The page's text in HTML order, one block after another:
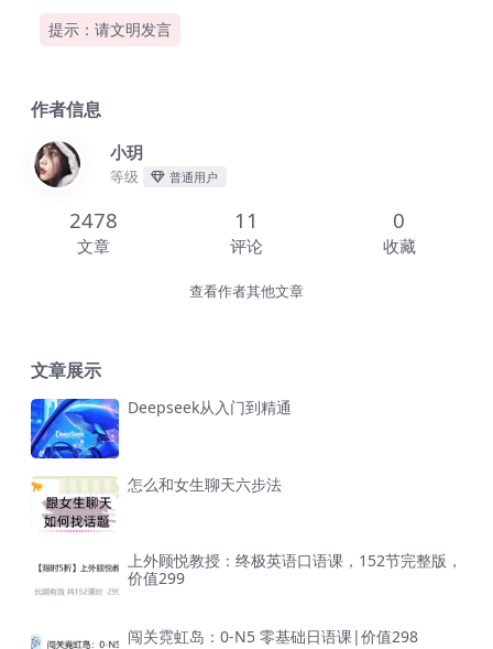
提示：请文明发言
作者信息
小玥
等级 普通用户
2478
文章
11
评论
0
收藏
查看作者其他文章
文章展示
Deepseek从入门到精通
怎么和女生聊天六步法
上外顾悦教授：终极英语口语课，152节完整版，
价值299
闯关霓虹岛：0-N5 零基础日语课|价值298